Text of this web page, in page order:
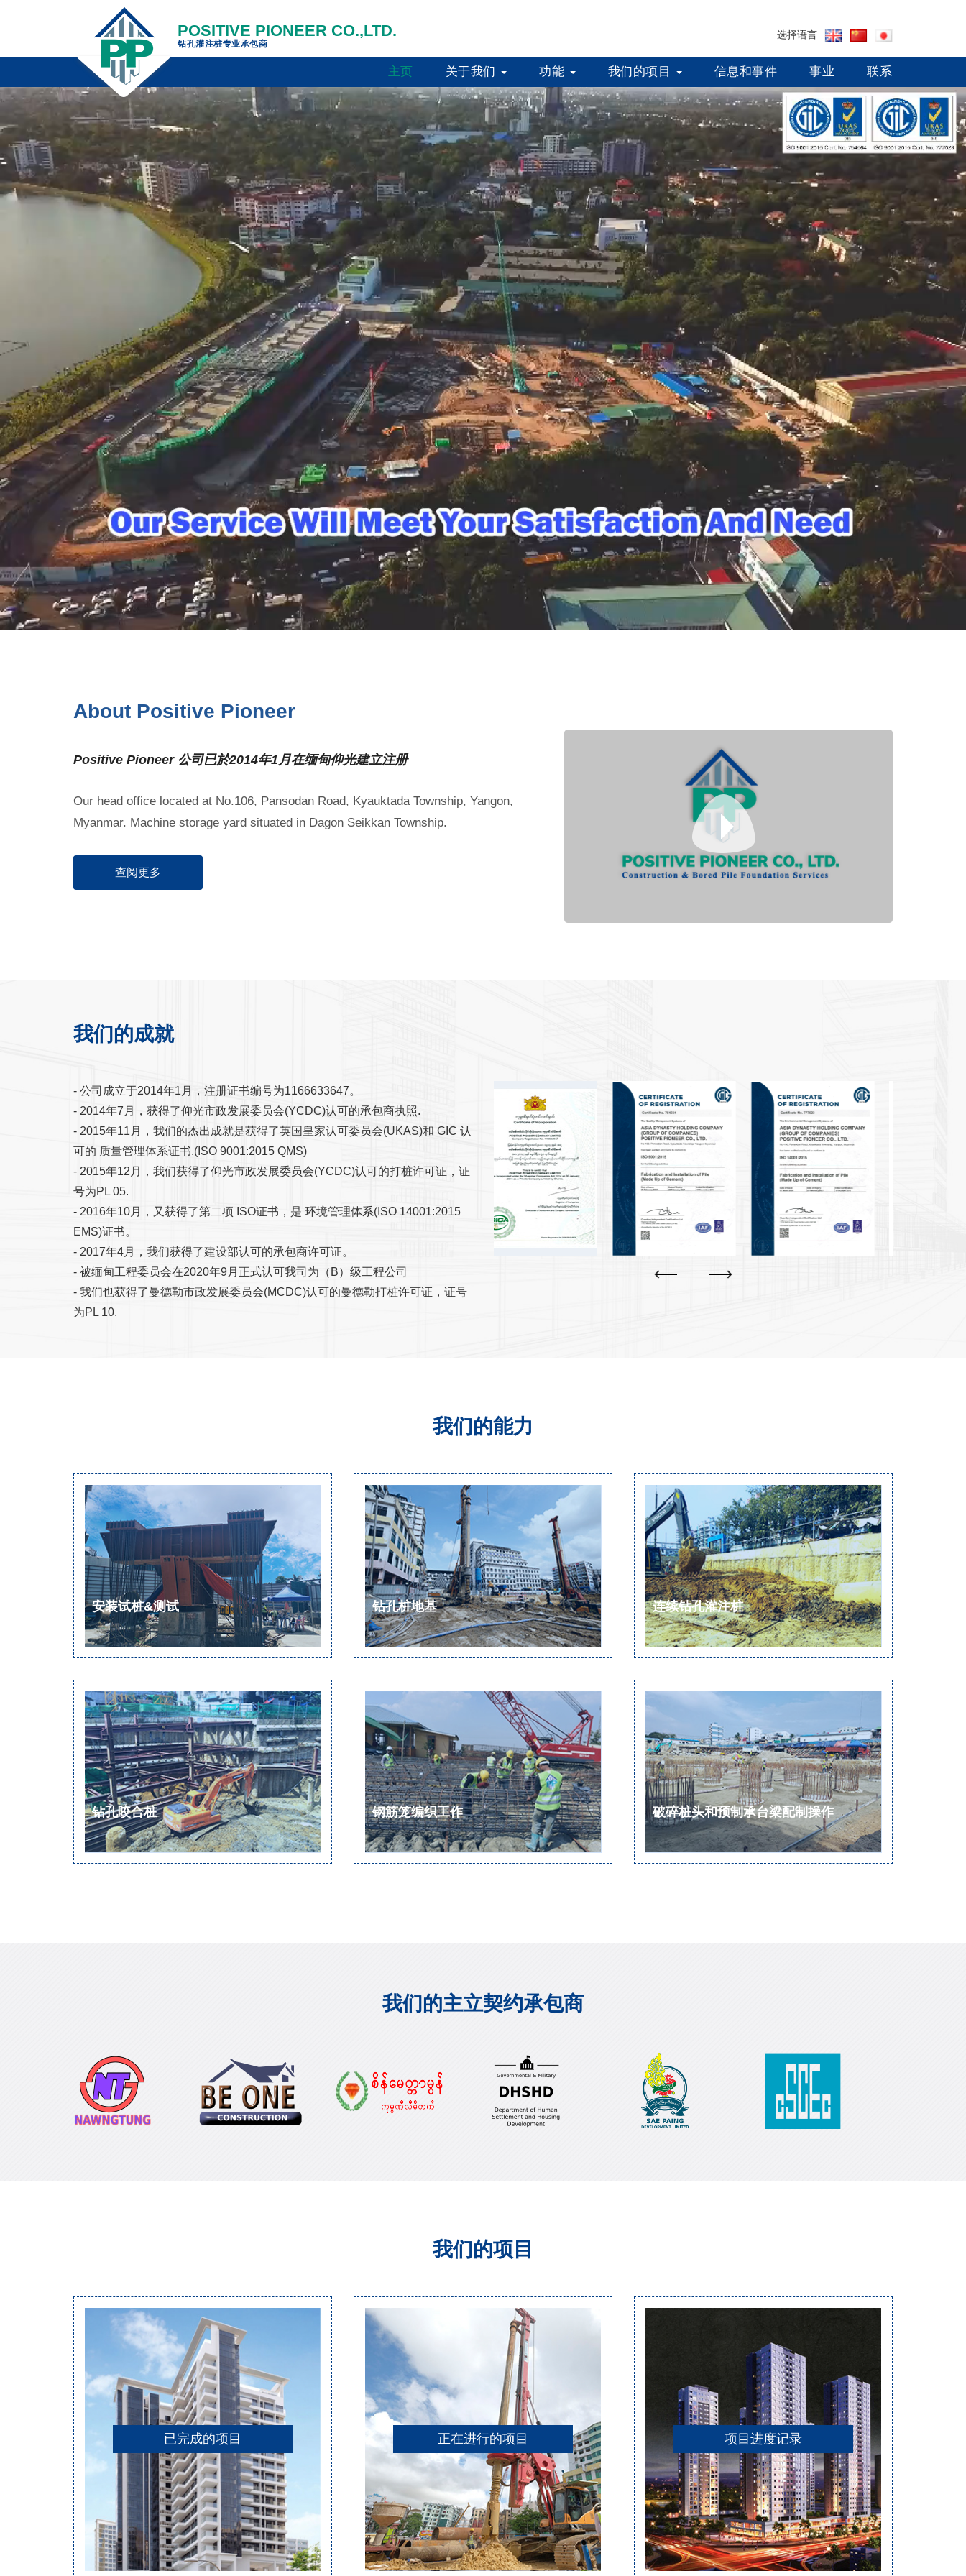
POSITIVE PIONEER CO.,LTD.
钻孔灌注桩专业承包商
选择语言
主页 关于我们 功能 我们的项目 信息和事件 事业 联系
About Positive Pioneer
Positive Pioneer 公司已於2014年1月在缅甸仰光建立注册
Our head office located at No.106, Pansodan Road, Kyauktada Township, Yangon,
Myanmar. Machine storage yard situated in Dagon Seikkan Township.
查阅更多
我们的成就
- 公司成立于2014年1月，注册证书编号为1166633647。
- 2014年7月，获得了仰光市政发展委员会(YCDC)认可的承包商执照.
- 2015年11月，我们的杰出成就是获得了英国皇家认可委员会(UKAS)和 GIC 认
可的 质量管理体系证书.(ISO 9001:2015 QMS)
- 2015年12月，我们获得了仰光市政发展委员会(YCDC)认可的打桩许可证，证
号为PL 05.
- 2016年10月，又获得了第二项 ISO证书，是 环境管理体系(ISO 14001:2015
EMS)证书。
- 2017年4月，我们获得了建设部认可的承包商许可证。
- 被缅甸工程委员会在2020年9月正式认可我司为（B）级工程公司
- 我们也获得了曼德勒市政发展委员会(MCDC)认可的曼德勒打桩许可证，证号
为PL 10.
我们的能力
安装试桩&测试 钻孔桩地基 连续钻孔灌注桩
钻孔咬合桩 钢筋笼编织工作 破碎桩头和预制承台梁配制操作
我们的主立契约承包商
我们的项目
已完成的项目 正在进行的项目 项目进度记录